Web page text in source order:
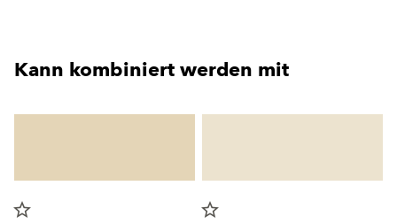
Kann kombiniert werden mit
star_border
star_border